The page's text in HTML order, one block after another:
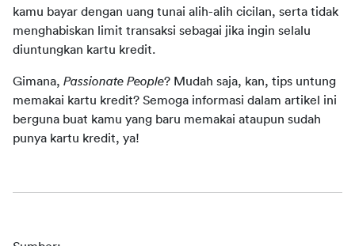
kamu bayar dengan uang tunai alih-alih cicilan, serta tidak
menghabiskan limit transaksi sebagai jika ingin selalu
diuntungkan kartu kredit.
Gimana, Passionate People? Mudah saja, kan, tips untung
memakai kartu kredit? Semoga informasi dalam artikel ini
berguna buat kamu yang baru memakai ataupun sudah
punya kartu kredit, ya!